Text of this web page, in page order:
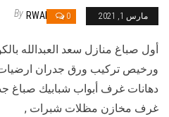
مارس 1, 2021 0
By RWAN
أول صباغ منازل سعد العبدالله
ورخيص تركيب ورق جدران ارضيات
دهانات غرف أبواب شبابيك صباغ
غرف مخازن مظلات شبرات ,